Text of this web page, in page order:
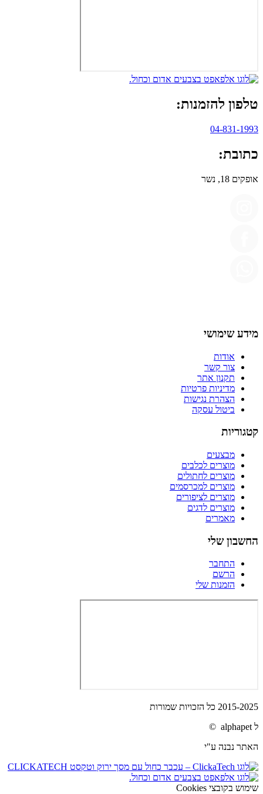
טלפון להזמנות:
04-831-1993
כתובת:
אופקים 18, נשר
מידע שימושי
אודות
צור קשר
תקנון אתר
מדיניות פרטיות
הצהרת נגישות
ביטול עסקה
קטגוריות
מבצעים
מוצרים לכלבים
מוצרים לחתולים
מוצרים למכרסמים
מוצרים לציפורים
מוצרים לדגים
מאמרים
החשבון שלי
התחבר
הרשם
הזמנות שלי
2015-2025 כל הזכויות שמורות
ל alphapet ©
האתר נבנה ע"י
שימוש בקובצי Cookies